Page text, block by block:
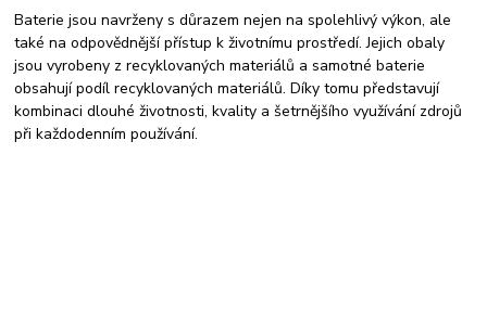
Baterie jsou navrženy s důrazem nejen na spolehlivý výkon, ale
také na odpovědnější přístup k životnímu prostředí. Jejich obaly
jsou vyrobeny z recyklovaných materiálů a samotné baterie
obsahují podíl recyklovaných materiálů. Díky tomu představují
kombinaci dlouhé životnosti, kvality a šetrnějšího využívání zdrojů
při každodenním používání.